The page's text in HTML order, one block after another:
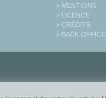
> MENTIONS
> LICENCE
> CRÉDITS
> BACK OFFICE